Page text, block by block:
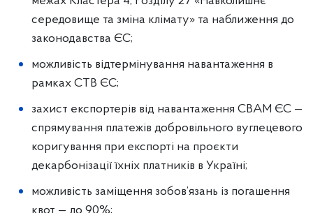
середовище та зміна клімату» та наближення до
законодавства ЄС;
можливість відтермінування навантаження в
рамках СТВ ЄС;
захист експортерів від навантаження СВАМ ЄС —
спрямування платежів добровільного вуглецевого
коригування при експорті на проєкти
декарбонізації їхніх платників в Україні;
можливість заміщення зобов’язань із погашення